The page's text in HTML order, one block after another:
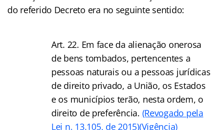
do referido Decreto era no seguinte sentido:
Art. 22. Em face da alienação onerosa
de bens tombados, pertencentes a
pessoas naturais ou a pessoas jurídicas
de direito privado, a União, os Estados
e os municípios terão, nesta ordem, o
direito de preferência. (Revogado pela
Lei n. 13.105, de 2015)(Vigência)